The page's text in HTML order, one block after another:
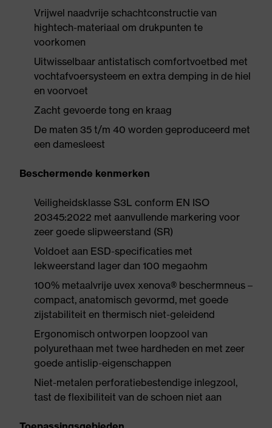
Vrijwel naadvrije schachtconstructie van
hightech-materiaal om drukpunten te
voorkomen
Uitwisselbaar antistatisch comfortvoetbed met
vochtafvoersysteem en extra demping in de hiel
en voorvoet
Zacht gevoerde tong en kraag
De maten 35 t/m 40 worden geproduceerd met
een damesleest
Beschermende kenmerken
Veiligheidsklasse S3L conform EN ISO
20345:2022 met aanvullende markering voor
zeer goede slipweerstand (SR)
Voldoet aan ESD-specificaties met
lekweerstand lager dan 100 megaohm
100% metaalvrije uvex xenova® beschermneus –
compact, anatomisch gevormd, met goede
zijstabiliteit en thermisch niet-geleidend
Ergonomisch ontworpen loopzool van
polyurethaan met twee hardheden en met zeer
goede antislip-eigenschappen
Niet-metalen perforatiebestendige inlegzool,
tast de flexibiliteit van de schoen niet aan